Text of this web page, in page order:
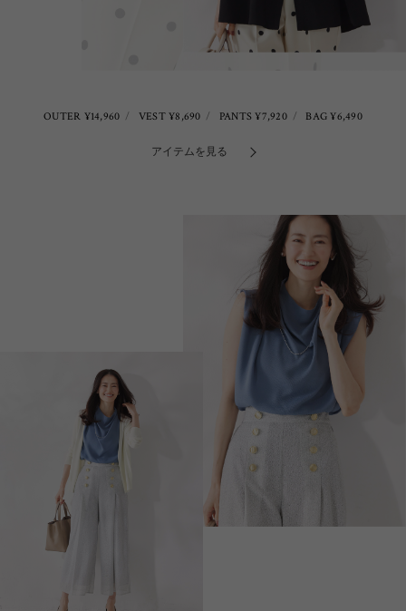
OUTER ¥14,960 VEST ¥8,690 PANTS ¥7,920 BAG ¥6,490
アイテムを見る